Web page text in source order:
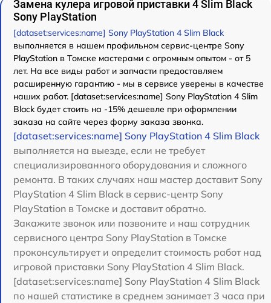
Замена кулера игровой приставки 4 Slim Black
Sony PlayStation
[dataset:services:name] Sony PlayStation 4 Slim Black
выполняется в нашем профильном сервис-центре Sony
PlayStation в Томске мастерами с огромным опытом - от 5
лет. На все виды работ и запчасти предоставляем
расширенную гарантию - мы в сервисе уверены в качестве
наших работ. [dataset:services:name] Sony PlayStation 4 Slim
Black будет стоить на -15% дешевле при оформлении
заказа на сайте через форму заказа звонка.
[dataset:services:name] Sony PlayStation 4 Slim Black
выполняется на выезде, если не требует
специализированного оборудования и сложного
ремонта. В таких случаях наш мастер доставит Sony
PlayStation 4 Slim Black в сервис-центр Sony
PlayStation в Томске и доставит обратно.
Закажите звонок или позвоните и наш сотрудник
сервисного центра Sony PlayStation в Томске
проконсультирует и определит стоимость работ над
игровой приставки Sony PlayStation 4 Slim Black.
[dataset:services:name] Sony PlayStation 4 Slim Black
по нашей статистике в среднем занимает 3 часа при